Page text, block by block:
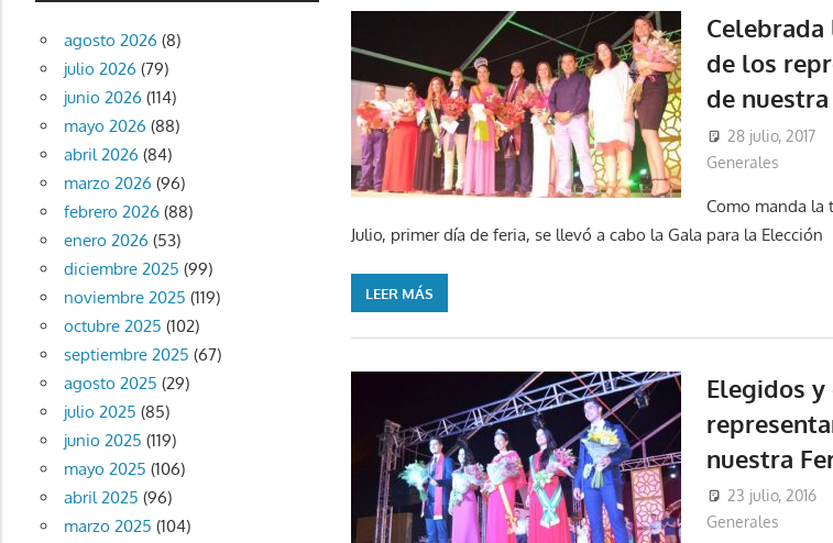
de los
de nuestra
28 julio, 2017
Generales
Como manda la
Julio, primer día de feria, se llevó a cabo la Gala para la Elección
LEER MÁS
Elegidos
nuestra
23 julio, 2016
Generales
agosto 2026 (8)
julio 2026 (79)
junio 2026 (114)
mayo 2026 (88)
abril 2026 (84)
marzo 2026 (96)
febrero 2026 (88)
enero 2026 (53)
diciembre 2025 (99)
noviembre 2025 (119)
octubre 2025 (102)
septiembre 2025 (67)
agosto 2025 (29)
julio 2025 (85)
junio 2025 (119)
mayo 2025 (106)
abril 2025 (96)
marzo 2025 (104)